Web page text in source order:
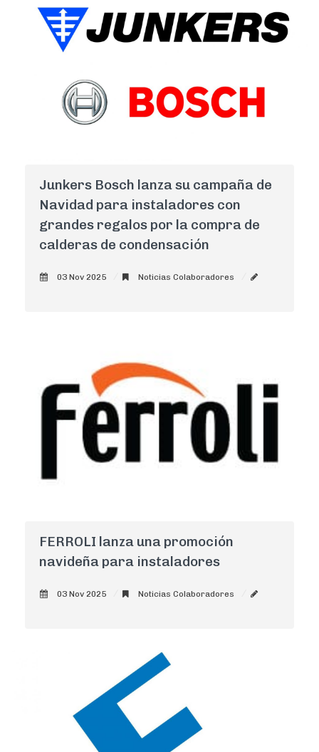
Junkers Bosch lanza su campaña de
Navidad para instaladores con
grandes regalos por la compra de
calderas de condensación
03 Nov 2025
Noticias Colaboradores
FERROLI lanza una promoción
navideña para instaladores
03 Nov 2025
Noticias Colaboradores